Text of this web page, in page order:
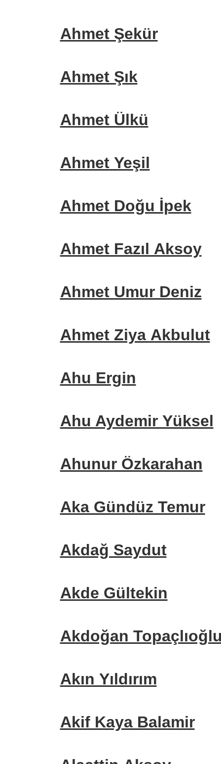
Ahmet Şekür
Ahmet Şık
Ahmet Ülkü
Ahmet Yeşil
Ahmet Doğu İpek
Ahmet Fazıl Aksoy
Ahmet Umur Deniz
Ahmet Ziya Akbulut
Ahu Ergin
Ahu Aydemir Yüksel
Ahunur Özkarahan
Aka Gündüz Temur
Akdağ Saydut
Akde Gültekin
Akdoğan
Akın Yıldırım
Akif Kaya Balamir